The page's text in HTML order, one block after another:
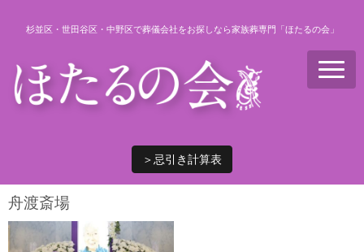
杉並区・世田谷区・中野区で葬儀会社をお探しなら家族葬専門「ほたるの会」
N
a
v
n
＞忌引き計算表
舟渡斎場